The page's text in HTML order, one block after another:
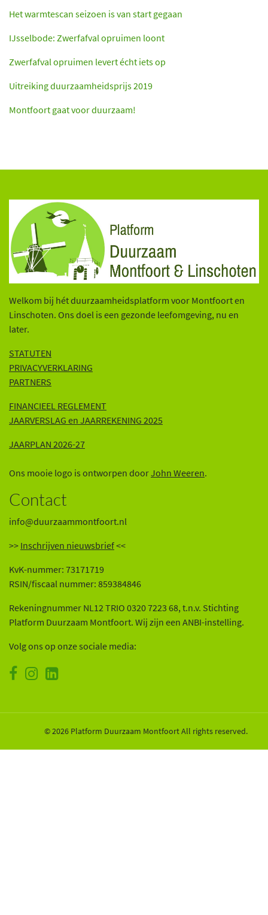
Het warmtescan seizoen is van start gegaan
IJsselbode: Zwerfafval opruimen loont
Zwerfafval opruimen levert écht iets op
Uitreiking duurzaamheidsprijs 2019
Montfoort gaat voor duurzaam!
Welkom bij hét duurzaamheidsplatform voor Montfoort en
Linschoten. Ons doel is een gezonde leefomgeving, nu en
later.
STATUTEN
PRIVACYVERKLARING
PARTNERS
FINANCIEEL REGLEMENT
JAARVERSLAG en JAARREKENING 2025
JAARPLAN 2026-27
Ons mooie logo is ontworpen doorJohn Weeren.
Contact
info@duurzaammontfoort.nl
>> Inschrijven nieuwsbrief<<
KvK-nummer: 73171719
RSIN/fiscaal nummer: 859384846
Rekeningnummer NL12 TRIO 0320 7223 68, t.n.v. Stichting
Platform Duurzaam Montfoort. Wij zijn een ANBI-instelling.
Volg ons op onze sociale media:
© 2026 Platform Duurzaam Montfoort All rights reserved.